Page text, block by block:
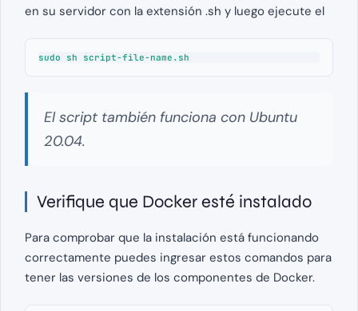
en su servidor con la extensión .sh y luego ejecute el
sudo sh script-file-name.sh
El script también funciona con Ubuntu
20.04.
Verifique que Docker esté instalado
Para comprobar que la instalación está funcionando
correctamente puedes ingresar estos comandos para
tener las versiones de los componentes de Docker.